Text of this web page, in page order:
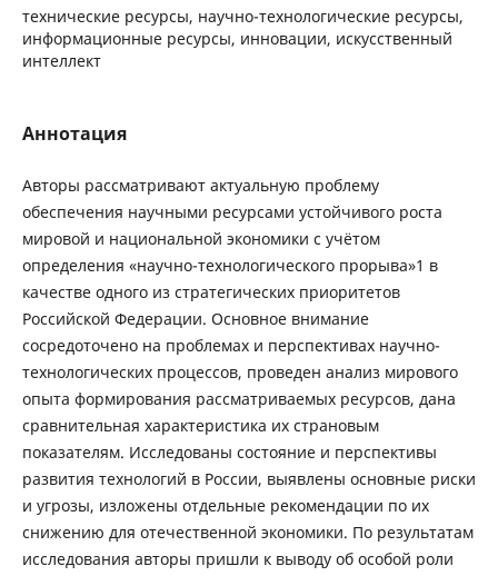
технические ресурсы, научно-технологические ресурсы,
информационные ресурсы, инновации, искусственный
интеллект
Аннотация
Авторы рассматривают актуальную проблему
обеспечения научными ресурсами устойчивого роста
мировой и национальной экономики с учётом
определения «научно-технологического прорыва»1 в
качестве одного из стратегических приоритетов
Российской Федерации. Основное внимание
сосредоточено на проблемах и перспективах научно-
технологических процессов, проведен анализ мирового
опыта формирования рассматриваемых ресурсов, дана
сравнительная характеристика их страновым
показателям. Исследованы состояние и перспективы
развития технологий в России, выявлены основные риски
и угрозы, изложены отдельные рекомендации по их
снижению для отечественной экономики. По результатам
исследования авторы пришли к выводу об особой роли